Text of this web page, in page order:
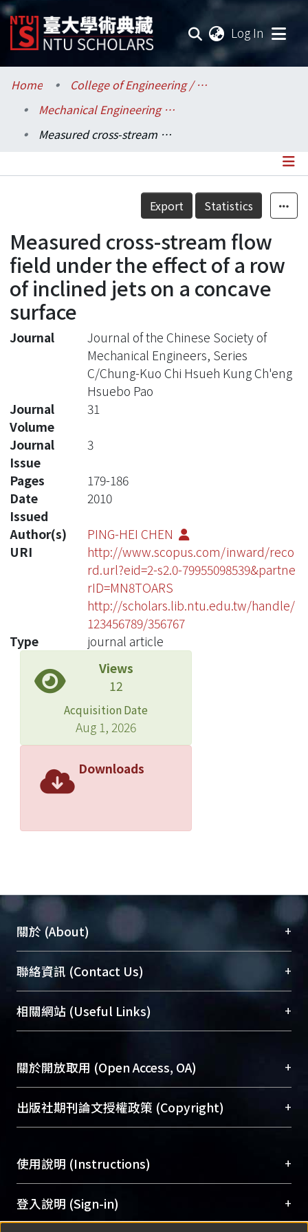
Log In
Communities & Collections
Research Outputs
Statistics
Home
College of Engineering / 工學院
Mechanical Engineering / 機械工程學系
Measured cross-stream flow field under the effect of a row of inclined jets on a concave surface
Details
Export Statistics
Measured cross-stream flow
field under the effect of a row
of inclined jets on a concave
surface
Journal
Journal of the Chinese Society of
Mechanical Engineers, Series
C/Chung-Kuo Chi Hsueh Kung Ch'eng
Hsuebo Pao
Journal
Volume
31
Journal
Issue
3
Pages
179-186
Date
Issued
2010
Author(s)
PING-HEI CHEN
URI
http://www.scopus.com/inward/reco
rd.url?eid=2-s2.0-79955098539&partne
rID=MN8TOARS
http://scholars.lib.ntu.edu.tw/handle/
123456789/356767
Type
journal article
Views
12
Acquisition Date
Aug 1, 2026
Downloads
關於 (About) +
臺大位居世界頂尖大學之列，為永久珍藏及向國際
展現本校豐碩的研究成果及學術能量，圖書館整合
機構典藏（NTUR）與學術庫（AH）不同功能平
台，成為臺大學術典藏NTU scholars。期能整合研
成果。
To permanently archive and promote researcher
profiles and scholarly works, Library integrates the
services of “NTU Repository” with “Academic
聯絡資訊 (Contact Us) +
總館學科館員(Main Library)
醫學圖書館學科館員(Medical Library)
Sciences Library)
相關網站 (Useful Links) +
關於開放取用 (Open Access, OA) +
開放取用是從使用者角度提升資訊取用性的社會運
動，應用在學術研究上是透過將研究著作公開供使
用逐年攀升。同時可加速研究發展、提升研究影響
Archive）平台。 （點選深入了解OA）
出版社期刊論文授權政策 (Copyright) +
含部分內容的版權非匯入者所有，或由第三方贊
助與合作完成，請確認該版權所有者及第三方同
意提供此授權。
Please represent that the submission is your
使用說明 (Instructions) +
網站簡介(Quickstart Guide)
使用手冊(Instruction Manual)
登入說明 (Sign-in) +